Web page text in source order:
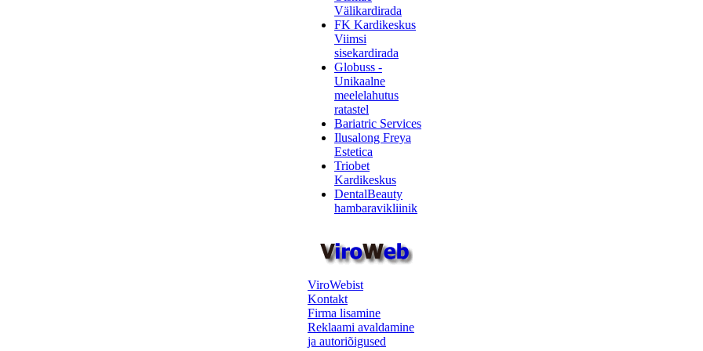
Välikardirada
FK Kardikeskus
Viimsi
sisekardirada
Globuss -
Unikaalne
meelelahutus
ratastel
Bariatric Services
Ilusalong Freya
Estetica
Triobet
Kardikeskus
DentalBeauty
hambaravikliinik
ViroWebist
Kontakt
Firma lisamine
Reklaami avaldamine
ja autoriõigused